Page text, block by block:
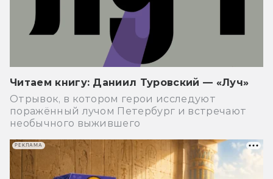
Читаем книгу: Даниил Туровский — «Луч»
Отрывок, в котором герои исследуют
поражённый лучом Петербург и встречают
необычного выжившего
РЕКЛАМА